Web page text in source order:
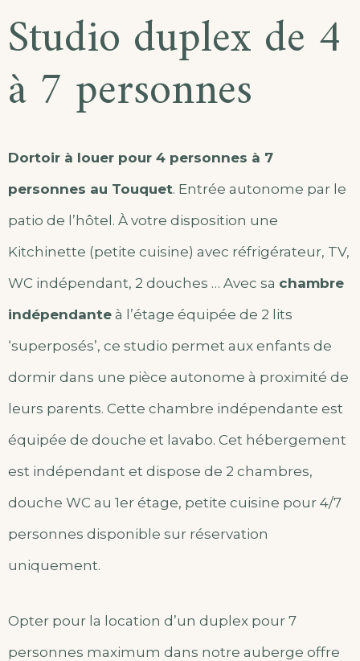
Studio duplex de 4
à 7 personnes
Dortoir à louer pour 4 personnes à 7
personnes au Touquet. Entrée autonome par le
patio de l’hôtel. À votre disposition une
Kitchinette (petite cuisine) avec réfrigérateur, TV,
WC indépendant, 2 douches … Avec sa chambre
indépendante à l’étage équipée de 2 lits
‘superposés’, ce studio permet aux enfants de
dormir dans une pièce autonome à proximité de
leurs parents. Cette chambre indépendante est
équipée de douche et lavabo. Cet hébergement
est indépendant et dispose de 2 chambres,
douche WC au 1er étage, petite cuisine pour 4/7
personnes disponible sur réservation
uniquement.
Opter pour la location d’un duplex pour 7
personnes maximum dans notre auberge offre